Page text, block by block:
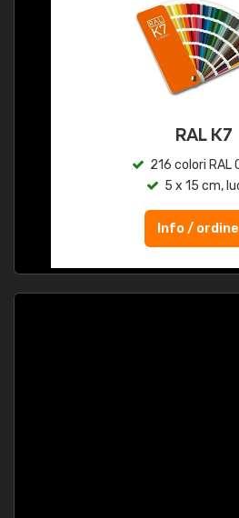
RAL K7
216 colori RAL
5 x 15 cm,
Info / ordine